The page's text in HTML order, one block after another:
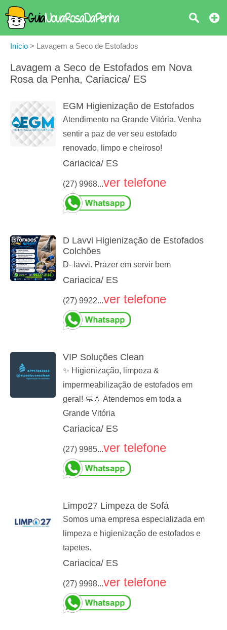
Início > Lavagem a Seco de Estofados
Lavagem a Seco de Estofados em Nova
Rosa da Penha, Cariacica/ ES
EGM Higienização de Estofados
Atendimento na Grande Vitória. Venha
sentir a paz de ver seu estofado
renovado, limpo e cheiroso!
Cariacica/ ES
(27) 9968...ver telefone
D Lavvi Higienização de Estofados
Colchões
D- lavvi. Prazer em servir bem
Cariacica/ ES
(27) 9922...ver telefone
VIP Soluções Clean
✨ Higienização, limpeza &
impermeabilização de estofados em
geral! 🧼💧 Atendemos em toda a
Grande Vitória
Cariacica/ ES
(27) 9985...ver telefone
Limpo27 Limpeza de Sofá
Somos uma empresa especializada em
limpeza e higienização de estofados e
tapetes.
Cariacica/ ES
(27) 9998...ver telefone